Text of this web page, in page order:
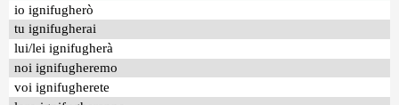
io ignifugherò
tu ignifugherai
lui/lei ignifugherà
noi ignifugheremo
voi ignifugherete